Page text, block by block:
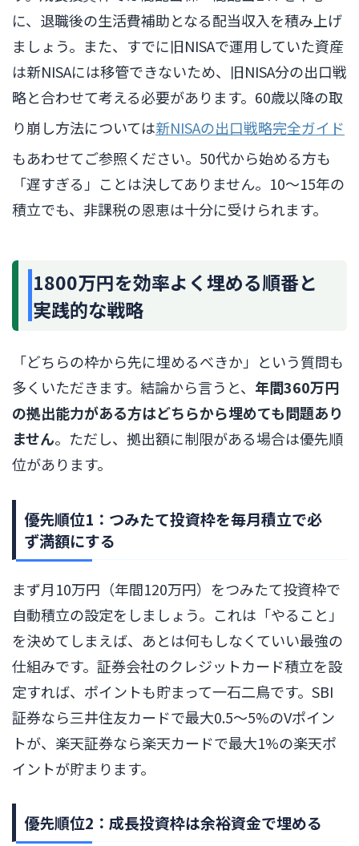
に、退職後の生活費補助となる配当収入を積み上げ
ましょう。また、すでに旧NISAで運用していた資産
は新NISAには移管できないため、旧NISA分の出口戦
略と合わせて考える必要があります。60歳以降の取
り崩し方法については新NISAの出口戦略完全ガイド
もあわせてご参照ください。50代から始める方も
「遅すぎる」ことは決してありません。10〜15年の
積立でも、非課税の恩恵は十分に受けられます。
1800万円を効率よく埋める順番と
実践的な戦略
「どちらの枠から先に埋めるべきか」という質問も
多くいただきます。結論から言うと、 年間360万円
の拠出能力がある方はどちらから埋めても問題あり
ません。ただし、拠出額に制限がある場合は優先順
位があります。
優先順位1：つみたて投資枠を毎月積立で必
ず満額にする
まず月10万円（年間120万円）をつみたて投資枠で
自動積立の設定をしましょう。これは「やること」
を決めてしまえば、あとは何もしなくていい最強の
仕組みです。証券会社のクレジットカード積立を設
定すれば、ポイントも貯まって一石二鳥です。SBI
証券なら三井住友カードで最大0.5〜5%のVポイン
トが、楽天証券なら楽天カードで最大1%の楽天ポ
イントが貯まります。
優先順位2：成長投資枠は余裕資金で埋める